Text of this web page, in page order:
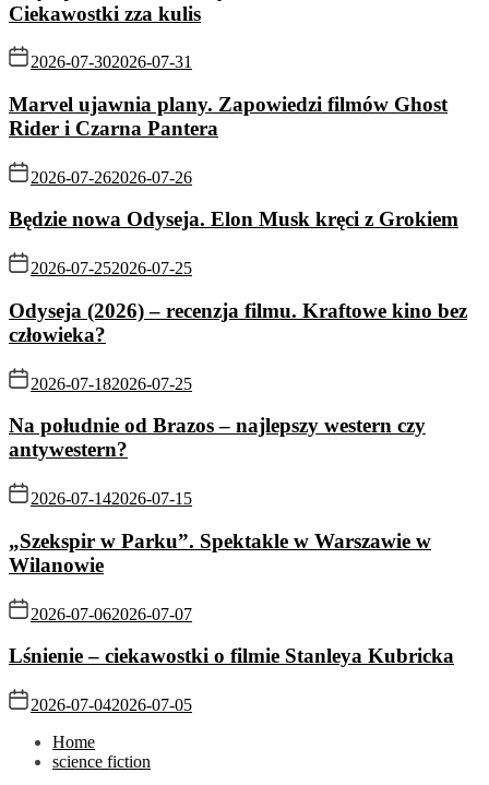
Ciekawostki zza kulis
2026-07-302026-07-31
Marvel ujawnia plany. Zapowiedzi filmów Ghost
Rider i Czarna Pantera
2026-07-262026-07-26
Będzie nowa Odyseja. Elon Musk kręci z Grokiem
2026-07-252026-07-25
Odyseja (2026) – recenzja filmu. Kraftowe kino bez
człowieka?
2026-07-182026-07-25
Na południe od Brazos – najlepszy western czy
antywestern?
2026-07-142026-07-15
„Szekspir w Parku”. Spektakle w Warszawie w
Wilanowie
2026-07-062026-07-07
Lśnienie – ciekawostki o filmie Stanleya Kubricka
2026-07-042026-07-05
Home
science fiction